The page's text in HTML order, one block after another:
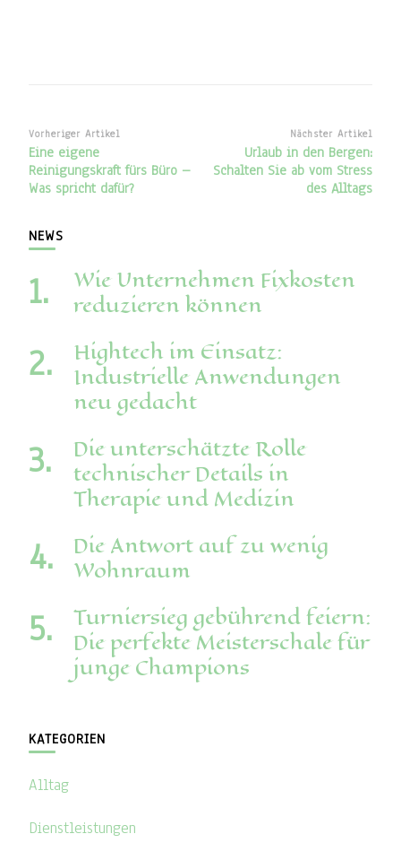
Beitragsnavigation
Vorheriger Artikel
Eine eigene
Reinigungskraft fürs Büro –
Was spricht dafür?
Nächster Artikel
Urlaub in den Bergen:
Schalten Sie ab vom Stress
des Alltags
NEWS
Wie Unternehmen Fixkosten
reduzieren können
Hightech im Einsatz:
Industrielle Anwendungen
neu gedacht
Die unterschätzte Rolle
technischer Details in
Therapie und Medizin
Die Antwort auf zu wenig
Wohnraum
Turniersieg gebührend feiern:
Die perfekte Meisterschale für
junge Champions
KATEGORIEN
Alltag
Dienstleistungen